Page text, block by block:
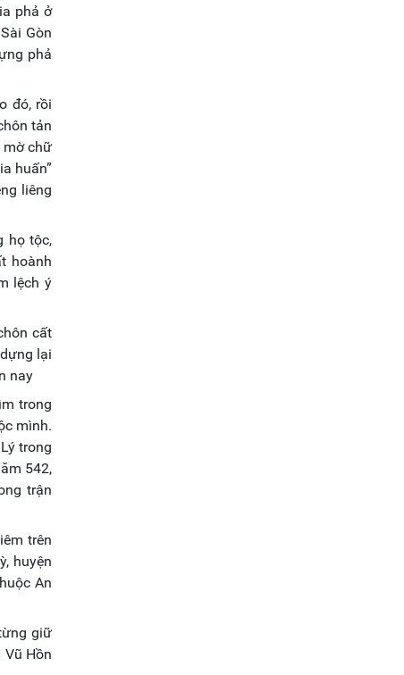
phả ở
Gòn
phả
đó, rồi
tản
mờ chữ
huấn”
liêng
họ tộc,
hoành
lệch ý
cất
lại
nay
trong
mình.
trong
542,
trận
trên
huyện
An
giữ
Hồn